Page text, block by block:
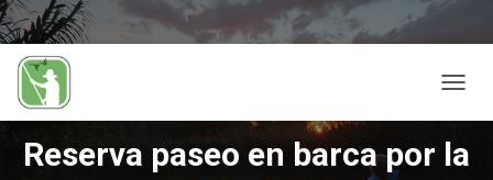
A
B
Reserva paseo en barca por la